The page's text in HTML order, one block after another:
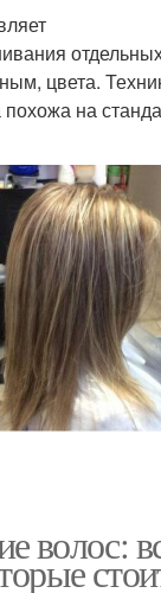
цвета.
похожа на
волос: